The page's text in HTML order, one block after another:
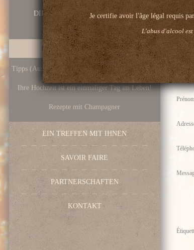
zu
Nom
DIE VORTEILE VON CL. DE LA
CHAPELLE
Individuell gestaltete Etiketten
Tipps (Auswahl, Lagerung, Servieren, Verkostung)
Ihre Hochzeit ist ein einmaliger Tag im Leben!
Rezepte mit Champagner
EIN TREFFEN MIT IHNEN
SAVOIR FAIRE
PARTNERSCHAFTEN
KONTAKT
Je certifie avoir l'âge légal requis
L'abus d'alcool est